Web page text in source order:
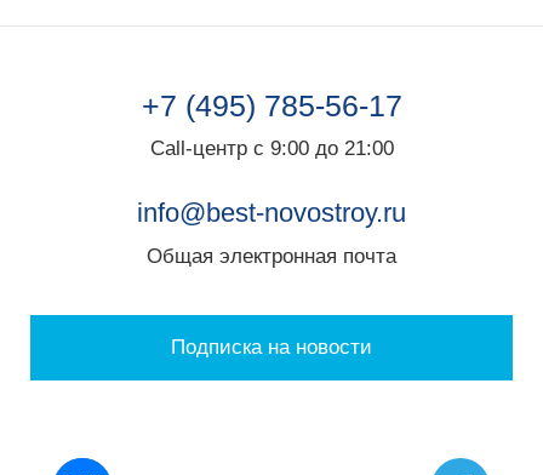
+7 (495) 785-56-17
Call-центр с 9:00 до 21:00
info@best-novostroy.ru
Общая электронная почта
Подписка на новости